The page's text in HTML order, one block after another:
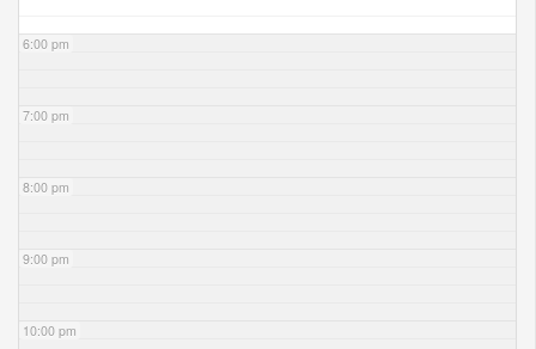
6:00 pm
7:00 pm
8:00 pm
9:00 pm
10:00 pm